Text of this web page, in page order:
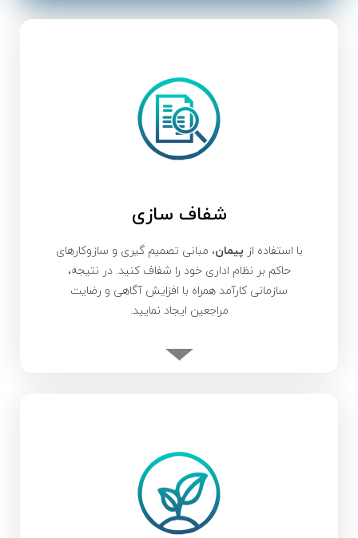
شفاف سازی
با استفاده از پیمان، مبانی تصمیم گیری و سازوکارهای
حاکم بر نظام اداری خود را شفاف کنید. در نتیجه،
سازمانی کارآمد همراه با افزایش آگاهی و رضایت
مراجعین ایجاد نمایید.